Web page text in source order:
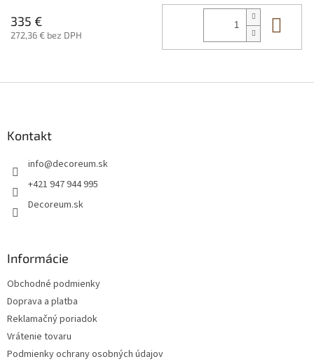
335 €
272,36 € bez DPH
Kontakt
info@decoreum.sk
+421 947 944 995
Decoreum.sk
Informácie
Obchodné podmienky
Doprava a platba
Reklamačný poriadok
Vrátenie tovaru
Podmienky ochrany osobných údajov